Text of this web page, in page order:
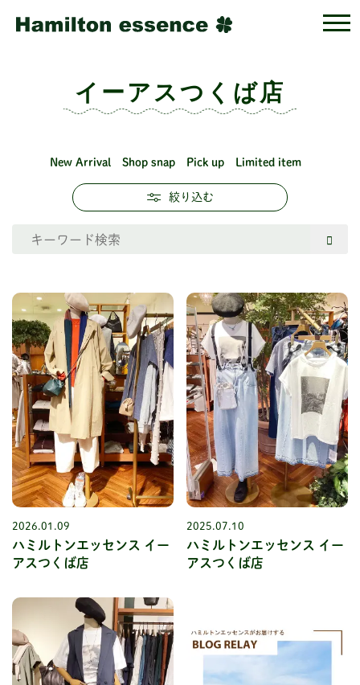
イーアスつくば店
New Arrival Shop snap Pick up Limited item
絞り込む
2026.01.09
ハミルトンエッセンス イー
アスつくば店
2025.07.10
ハミルトンエッセンス イー
アスつくば店